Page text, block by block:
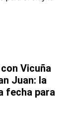
Vicuña
Juan: la
fecha para